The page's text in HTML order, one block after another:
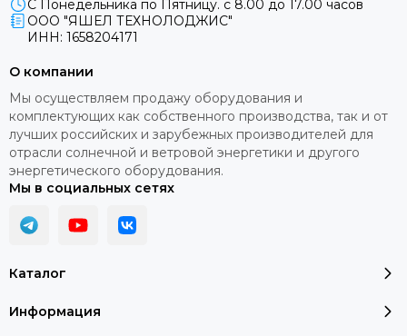
С Понедельника по Пятницу. с 8.00 до 17.00 часов
ООО "ЯШЕЛ ТЕХНОЛОДЖИС"
ИНН: 1658204171
Каталог
Информация
О компании
Мы осуществляем продажу оборудования и
комплектующих как собственного производства, так и от
лучших российских и зарубежных производителей для
отрасли солнечной и ветровой энергетики и другого
энергетического оборудования.
Мы в социальных сетях